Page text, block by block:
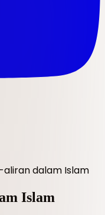
aliran dalam Islam
Islam